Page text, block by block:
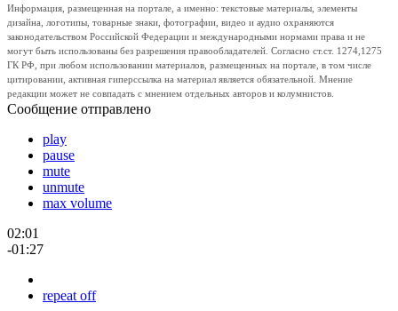
Информация, размещенная на портале, а именно: текстовые материалы, элементы
дизайна, логотипы, товарные знаки, фотографии, видео и аудио охраняются
законодательством Российской Федерации и международными нормами права и не
могут быть использованы без разрешения правообладателей. Согласно ст.ст. 1274,1275
ГК РФ, при любом использовании материалов, размещенных на портале, в том числе
цитировании, активная гиперссылка на материал является обязательной. Мнение
редакции может не совпадать с мнением отдельных авторов и колумнистов.
Сообщение отправлено
play
pause
mute
unmute
max volume
02:01
-01:27
repeat off